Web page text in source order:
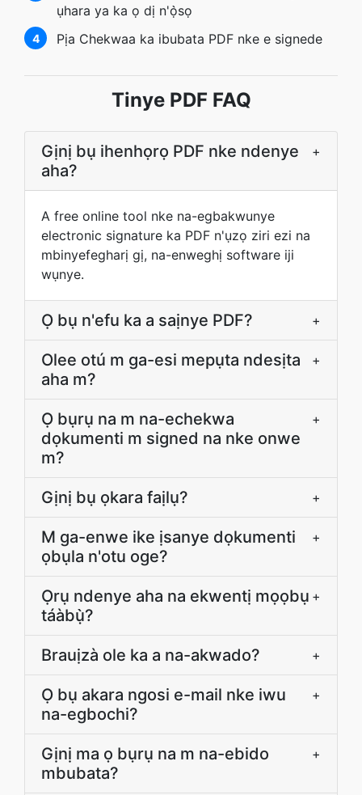
ụhara ya ka ọ dị n'ọ̀sọ
4 Pịa Chekwaa ka ibubata PDF nke e signede
Tinye PDF FAQ
Gịnị bụ ihenhọrọ PDF nke ndenye
aha?
+
A free online tool nke na-egbakwunye
electronic signature ka PDF n'ụzọ ziri ezi na
mbinyefegharị gị, na-enweghị software iji
wụnye.
Ọ bụ n'efu ka a saịnye PDF? +
Olee otú m ga-esi mepụta ndesịta
aha m?
+
Ọ bụrụ na m na-echekwa
dọkumenti m signed na nke onwe
m?
+
Gịnị bụ ọkara faịlụ? +
M ga-enwe ike ịsanye dọkumenti
ọbụla n'otu oge?
+
Ọrụ ndenye aha na ekwentị mọọbụ
táàbụ̀?
+
Brauịzà ole ka a na-akwado? +
Ọ bụ akara ngosi e-mail nke iwu
na-egbochi?
+
Gịnị ma ọ bụrụ na m na-ebido
mbubata?
+